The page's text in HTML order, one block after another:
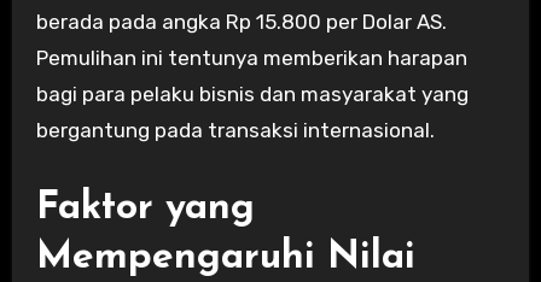
berada pada angka Rp 15.800 per Dolar AS.
Pemulihan ini tentunya memberikan harapan
bagi para pelaku bisnis dan masyarakat yang
bergantung pada transaksi internasional.
Faktor yang
Mempengaruhi Nilai